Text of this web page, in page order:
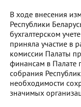
В ходе внесения
Республики
бухгалтерском
приняла участие в
комиссии Палаты
финансам в Палате
собрания
необходимости
значимых